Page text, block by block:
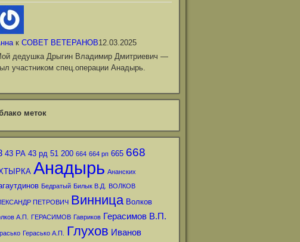
к СОВЕТ ВЕТЕРАНОВ12.03.2025
дедушка Дрыгин Владимир Дмитриевич —
участником спец.операции Анадырь.
меток
43 РА 43 рд 51 200 664 664 рп 665 668
Анадырь Ананских
Бедратый Билык В.Д. ВОЛКОВ
ПЕТРОВИЧ Винница Волков
А.П. ГЕРАСИМОВ Гавриков Герасимов В.П.
Герасько А.П. Глухов Иванов